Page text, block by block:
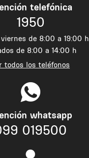
telefónica
1950
de 8:00 a 19:00 h
de 8:00 a 14:00 h
todos los teléfonos
whatsapp
019500